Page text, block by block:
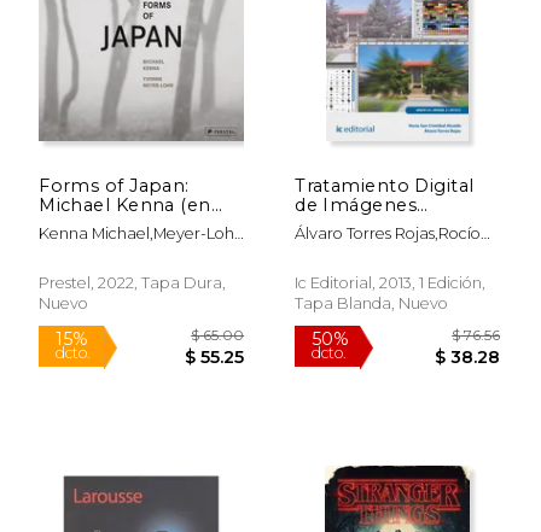
dcto. $ 25.50
Rápido
50%
dcto.
Forms of Japan:
Michael Kenna (en
Inglés)
Kenna Michael,Meyer-Lohr
Prestel, 2022, Tapa Dura,
Nuevo
Tratamiento Digital
de Imágenes
Fotográficas.
Arpg0110 -
Maquetación de
Elementos Gráficos
Álvaro Torres Rojas,Rocío
Ic Editorial, 2013, 1 Edición,
Tapa Blanda, Nuevo